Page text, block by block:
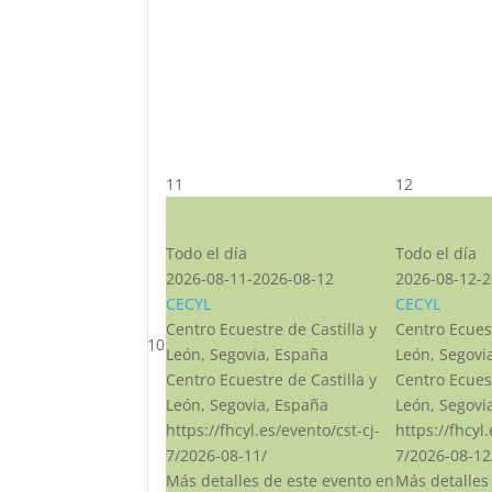
10
11
Todo el día
2026-08-11-2026-08-12
CECYL
Centro Ecuestre de Castilla y
León, Segovia, España
Centro Ecuestre de Castilla y
León, Segovia, España
https://fhcyl.es/evento/cst-cj-
7/2026-08-11/
Más detalles de este evento en
12
Todo el día
2026-08-12-
CECYL
Centro
León,
Centro
León,
https://
7/2026-08-
Más